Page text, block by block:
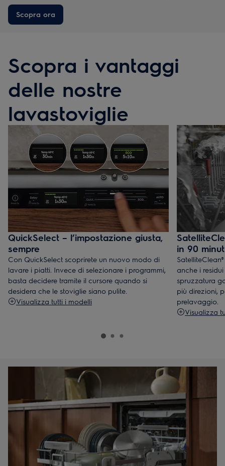
Scopra ora
Scopra i vantaggi
delle nostre
lavastoviglie
QuickSelect – l’impostazione giusta,
sempre
Con QuickSelect scoprirete un nuovo modo di
lavare i piatti. Invece di selezionare i programmi,
basta decidere tramite il cursore quando si
desidera che le stoviglie siano pulite.
Visualizza tutti i modelli
in 90
anche i
spruzzatura
più direzioni,
prelavaggio.
Visualizza